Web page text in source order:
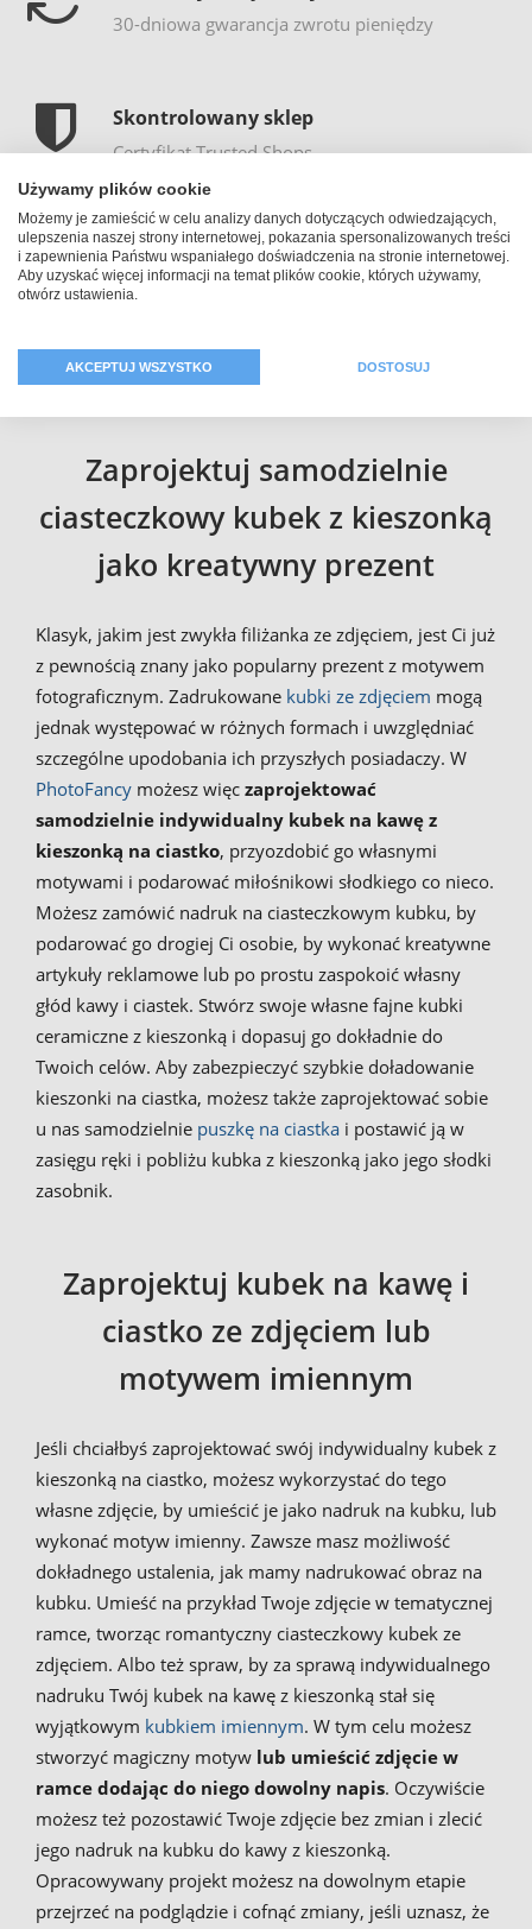
30-dniowa gwarancja zwrotu pieniędzy
Skontrolowany sklep
Certyfikat Trusted Shops
Zaprojektuj samodzielnie
ciasteczkowy kubek z kieszonką
jako kreatywny prezent
Klasyk, jakim jest zwykła filiżanka ze zdjęciem, jest Ci już
z pewnością znany jako popularny prezent z motywem
fotograficznym. Zadrukowane kubki ze zdjęciem mogą
jednak występować w różnych formach i uwzględniać
szczególne upodobania ich przyszłych posiadaczy. W
PhotoFancy możesz więc zaprojektować
samodzielnie indywidualny kubek na kawę z
kieszonką na ciastko, przyozdobić go własnymi
motywami i podarować miłośnikowi słodkiego co nieco.
Możesz zamówić nadruk na ciasteczkowym kubku, by
podarować go drogiej Ci osobie, by wykonać kreatywne
artykuły reklamowe lub po prostu zaspokoić własny
głód kawy i ciastek. Stwórz swoje własne fajne kubki
ceramiczne z kieszonką i dopasuj go dokładnie do
Twoich celów. Aby zabezpieczyć szybkie doładowanie
kieszonki na ciastka, możesz także zaprojektować sobie
u nas samodzielnie puszkę na ciastka i postawić ją w
zasięgu ręki i pobliżu kubka z kieszonką jako jego słodki
zasobnik.
Zaprojektuj kubek na kawę i
ciastko ze zdjęciem lub
motywem imiennym
Jeśli chciałbyś zaprojektować swój indywidualny kubek z
kieszonką na ciastko, możesz wykorzystać do tego
własne zdjęcie, by umieścić je jako nadruk na kubku, lub
wykonać motyw imienny. Zawsze masz możliwość
dokładnego ustalenia, jak mamy nadrukować obraz na
kubku. Umieść na przykład Twoje zdjęcie w tematycznej
ramce, tworząc romantyczny ciasteczkowy kubek ze
zdjęciem. Albo też spraw, by za sprawą indywidualnego
nadruku Twój kubek na kawę z kieszonką stał się
wyjątkowym kubkiem imiennym. W tym celu możesz
stworzyć magiczny motyw lub umieścić zdjęcie w
ramce dodając do niego dowolny napis. Oczywiście
możesz też pozostawić Twoje zdjęcie bez zmian i zlecić
jego nadruk na kubku do kawy z kieszonką.
Opracowywany projekt możesz na dowolnym etapie
przejrzeć na podglądzie i cofnąć zmiany, jeśli uznasz, że
Używamy plików cookie
Możemy je zamieścić w celu analizy danych dotyczących odwiedzających,
ulepszenia naszej strony internetowej, pokazania spersonalizowanych treści
i zapewnienia Państwu wspaniałego doświadczenia na stronie internetowej.
Aby uzyskać więcej informacji na temat plików cookie, których używamy,
otwórz ustawienia.
AKCEPTUJ WSZYSTKO DOSTOSUJ